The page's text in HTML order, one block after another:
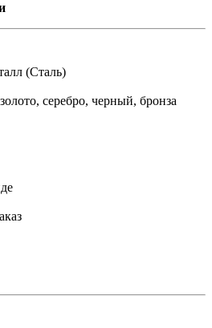
(Сталь)
серебро, черный, бронза